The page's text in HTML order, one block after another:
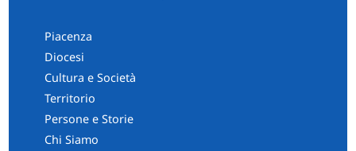
Piacenza
Diocesi
Cultura e Società
Territorio
Persone e Storie
Chi Siamo